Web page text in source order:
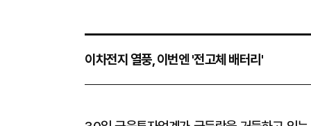
이차전지 열풍, 이번엔 '전고체 배터리'